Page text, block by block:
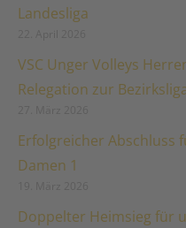
Landesliga
VSC Unger Volleys
Relegation zur
Erfolgreicher Abschluss
Damen 1
Doppelter Heimsieg für